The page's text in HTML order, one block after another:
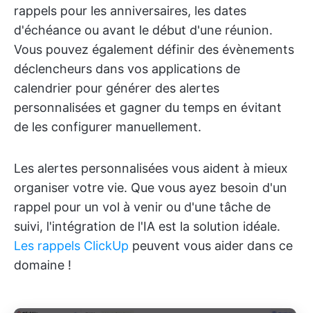
rappels pour les anniversaires, les dates
d'échéance ou avant le début d'une réunion.
Vous pouvez également définir des évènements
déclencheurs dans vos applications de
calendrier pour générer des alertes
personnalisées et gagner du temps en évitant
de les configurer manuellement.
Les alertes personnalisées vous aident à mieux
organiser votre vie. Que vous ayez besoin d'un
rappel pour un vol à venir ou d'une tâche de
suivi, l'intégration de l'IA est la solution idéale.
Les rappels ClickUp peuvent vous aider dans ce
domaine !